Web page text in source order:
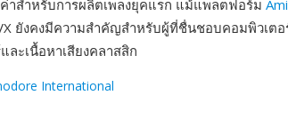
าสำหรับการผลิตเพลงยุคแรก แม้แพลตฟอร์ม
ยังคงมีความสำคัญสำหรับผู้ที่ชื่นชอบคอมพิวเต
ะเนื้อหาเสียงคลาสสิก
International